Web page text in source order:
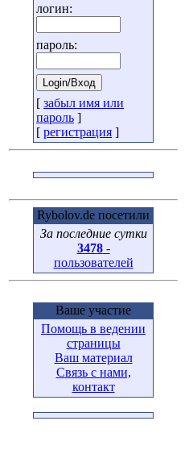
логин:
пароль:
[ забыл имя или
пароль ]
[ регистрация ]
Rybolov.de посетили
За последние сутки
3478-
пользователей
Ваше участие
Помощь в ведении
страницы
Ваш материал
Связь с нами,
контакт